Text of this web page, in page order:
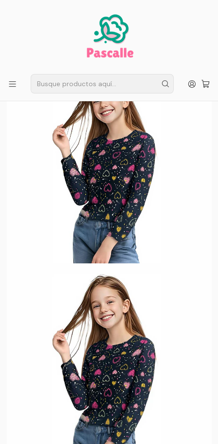
Compras sobre $50.000
Camiseta Estampada Infantil Polar